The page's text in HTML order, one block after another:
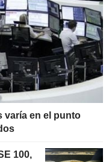
varía en el punto
100,